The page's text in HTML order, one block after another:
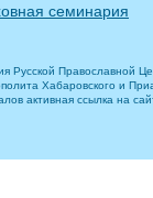
семинария
Русской Православной
Хабаровского и
активная ссылка на